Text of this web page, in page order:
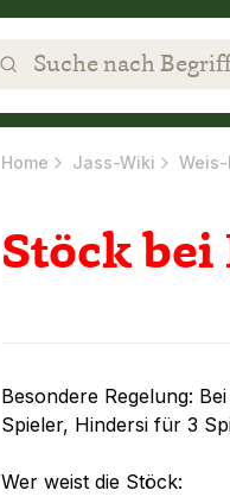
Home Jass-Wiki
Stöck
Besondere Regelung:
Spieler, Hindersi für 3
Wer weist die Stöck: